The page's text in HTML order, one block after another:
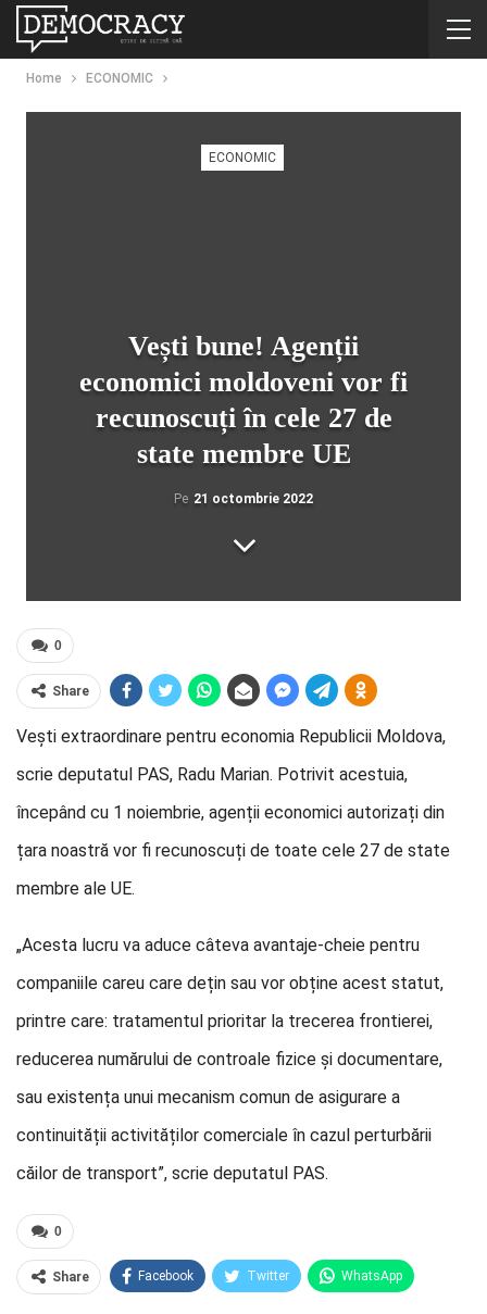
Home ECONOMIC
ECONOMIC
Vești bune! Agenții
economici moldoveni vor fi
recunoscuți în cele 27 de
state membre UE
Pe 21 octombrie 2022
0
Share
Vești extraordinare pentru economia Republicii Moldova,
scrie deputatul PAS, Radu Marian. Potrivit acestuia,
începând cu 1 noiembrie, agenții economici autorizați din
țara noastră vor fi recunoscuți de toate cele 27 de state
membre ale UE.
„Acesta lucru va aduce câteva avantaje-cheie pentru
companiile careu care dețin sau vor obține acest statut,
printre care: tratamentul prioritar la trecerea frontierei,
reducerea numărului de controale fizice și documentare,
sau existența unui mecanism comun de asigurare a
continuității activităților comerciale în cazul perturbării
căilor de transport”, scrie deputatul PAS.
0
Share Facebook Twitter WhatsApp